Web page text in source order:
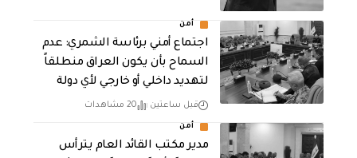
أمن
اجتماع أمني برئاسة الشمري: عدم
السماح بأن يكون العراق منطلقاً
لتهديد داخلي أو خارجي لأي دولة
قبل ساعتين 20 مشاهدات
أمن
مدير مكتب القائد العام يترأس